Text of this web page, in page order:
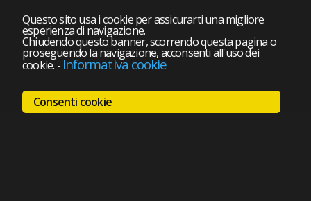
Questo sito usa i cookie per assicurarti una migliore
esperienza di navigazione.
Chiudendo questo banner, scorrendo questa pagina o
proseguendo la navigazione, acconsenti all'uso dei
cookie. - Informativa cookie
Consenti cookie